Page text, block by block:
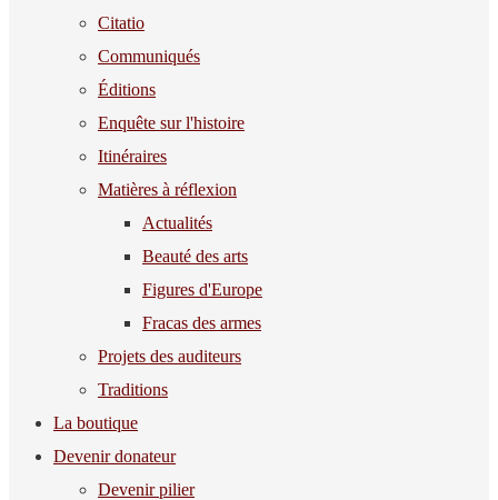
Citatio
Communiqués
Éditions
Enquête sur l'histoire
Itinéraires
Matières à réflexion
Actualités
Beauté des arts
Figures d'Europe
Fracas des armes
Projets des auditeurs
Traditions
La boutique
Devenir donateur
Devenir pilier